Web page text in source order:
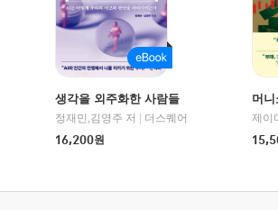
생각을 외주화한 사람들
정재민,김영주 저
더스퀘어
16,200원
머